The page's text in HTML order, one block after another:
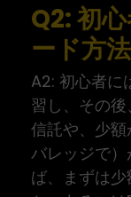
Q2: 初
ード方
A2: 初心者に
習し、その
信託や、少
バレッジで
ば、まずは